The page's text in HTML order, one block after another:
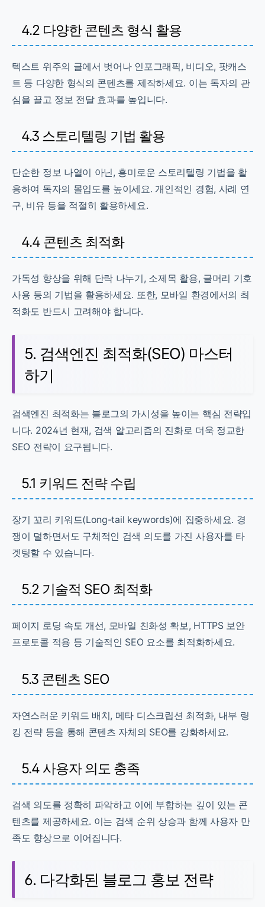
4.2 다양한 콘텐츠 형식 활용
텍스트 위주의 글에서 벗어나 인포그래픽, 비디오, 팟캐스
트 등 다양한 형식의 콘텐츠를 제작하세요. 이는 독자의 관
심을 끌고 정보 전달 효과를 높입니다.
4.3 스토리텔링 기법 활용
단순한 정보 나열이 아닌, 흥미로운 스토리텔링 기법을 활
용하여 독자의 몰입도를 높이세요. 개인적인 경험, 사례 연
구, 비유 등을 적절히 활용하세요.
4.4 콘텐츠 최적화
가독성 향상을 위해 단락 나누기, 소제목 활용, 글머리 기호
사용 등의 기법을 활용하세요. 또한, 모바일 환경에서의 최
적화도 반드시 고려해야 합니다.
5. 검색엔진 최적화(SEO) 마스터
하기
검색엔진 최적화는 블로그의 가시성을 높이는 핵심 전략입
니다. 2024년 현재, 검색 알고리즘의 진화로 더욱 정교한
SEO 전략이 요구됩니다.
5.1 키워드 전략 수립
장기 꼬리 키워드(Long-tail keywords)에 집중하세요. 경
쟁이 덜하면서도 구체적인 검색 의도를 가진 사용자를 타
겟팅할 수 있습니다.
5.2 기술적 SEO 최적화
페이지 로딩 속도 개선, 모바일 친화성 확보, HTTPS 보안
프로토콜 적용 등 기술적인 SEO 요소를 최적화하세요.
5.3 콘텐츠 SEO
자연스러운 키워드 배치, 메타 디스크립션 최적화, 내부 링
킹 전략 등을 통해 콘텐츠 자체의 SEO를 강화하세요.
5.4 사용자 의도 충족
검색 의도를 정확히 파악하고 이에 부합하는 깊이 있는 콘
텐츠를 제공하세요. 이는 검색 순위 상승과 함께 사용자 만
족도 향상으로 이어집니다.
6. 다각화된 블로그 홍보 전략